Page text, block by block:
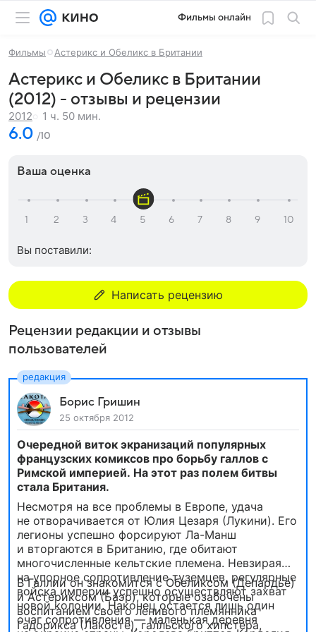
Фильмы онлайн
Фильмы Астерикс и Обеликс в Британии
Астерикс и Обеликс в Британии
(2012) - отзывы и рецензии
2012 1 ч. 50 мин.
6.0 /10
Ваша оценка
Вы поставили:
Написать рецензию
Рецензии редакции и отзывы
пользователей
Борис Гришин
25 октября 2012
Очередной виток экранизаций популярных
французских комиксов про борьбу галлов с
Римской империей. На этот раз полем битвы
стала Британия.
Несмотря на все проблемы в Европе, удача
не отворачивается от Юлия Цезаря (Лукини). Его
легионы успешно форсируют Ла-Манш
и вторгаются в Британию, где обитают
многочисленные кельтские племена. Невзирая
на упорное сопротивление туземцев, регулярные
войска империи успешно осуществляют захват
новой колонии. Наконец остается лишь один
очаг сопротивления — маленькая деревня
В Галлии он знакомится с Обеликсом (Депардье)
и Астериксом (Баэр), которые озабочены
воспитанием своего ленивого племянника
Гадорикса (Лакосте), галльского хипстера,